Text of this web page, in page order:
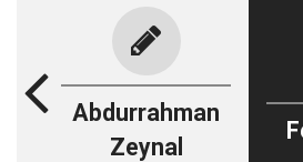
Abdurrahman
Zeynal